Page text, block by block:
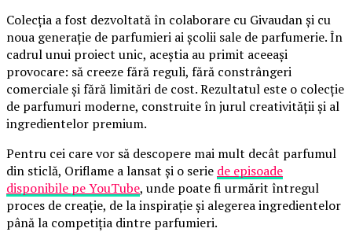
Colecția a fost dezvoltată în colaborare cu Givaudan și cu
noua generație de parfumieri ai școlii sale de parfumerie. În
cadrul unui proiect unic, aceștia au primit aceeași
provocare: să creeze fără reguli, fără constrângeri
comerciale și fără limitări de cost. Rezultatul este o colecție
de parfumuri moderne, construite în jurul creativității și al
ingredientelor premium.
Pentru cei care vor să descopere mai mult decât parfumul
din sticlă, Oriflame a lansat și o serie de episoade
disponibile pe YouTube, unde poate fi urmărit întregul
proces de creație, de la inspirație și alegerea ingredientelor
până la competiția dintre parfumieri.